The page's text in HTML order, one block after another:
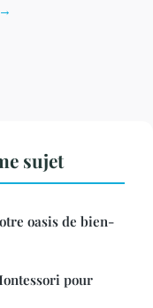
sujet
oasis de bien-
pour